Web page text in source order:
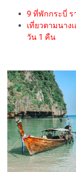
9 ที่พักกระบี่ ร
เที่ยวตามนา
วัน 1 คืน